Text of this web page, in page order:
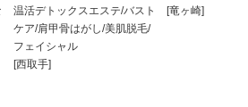
温活デトックスエステ/バスト
ケア/肩甲骨はがし/美肌脱毛/
フェイシャル
[西取手]
[竜ヶ崎]